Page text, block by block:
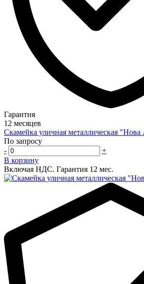
Гарантия
12 месяцев
Скамейка уличная металлическая
По запросу
-
+
В корзину
Включая НДС. Гарантия 12 мес.